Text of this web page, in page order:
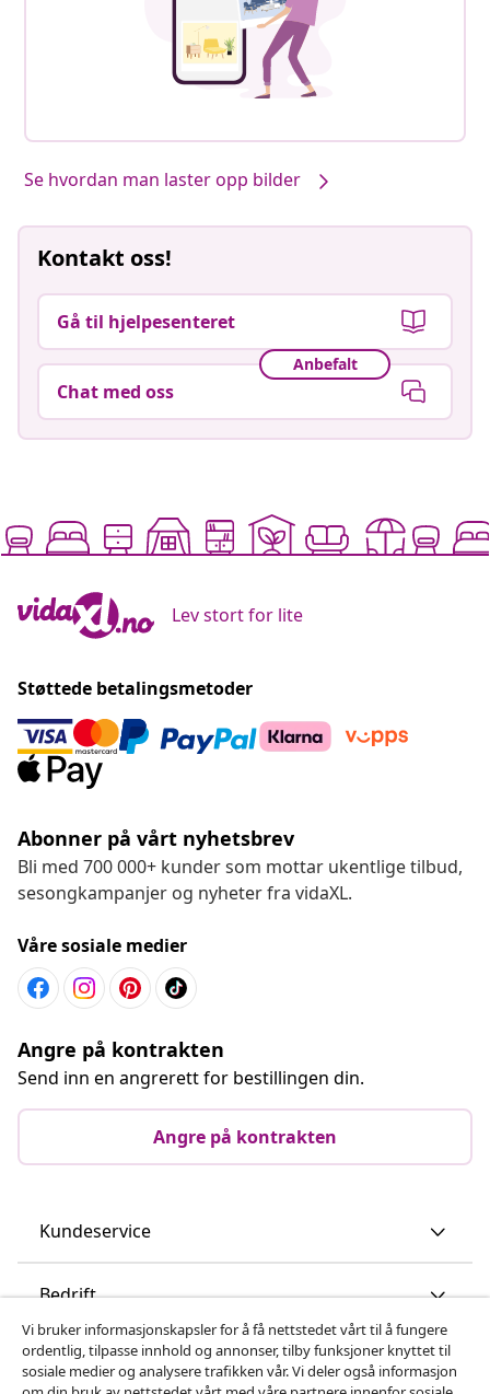
Se hvordan man laster opp bilder
Kontakt oss!
Gå til hjelpesenteret
Anbefalt
Chat med oss
Lev stort for lite
Støttede betalingsmetoder
Abonner på vårt nyhetsbrev
Bli med 700 000+ kunder som mottar ukentlige tilbud,
sesongkampanjer og nyheter fra vidaXL.
Våre sosiale medier
Angre på kontrakten
Send inn en angrerett for bestillingen din.
Angre på kontrakten
Kundeservice
Bedrift
vidaXL
Vi bruker informasjonskapsler for å få nettstedet vårt til å fungere
ordentlig, tilpasse innhold og annonser, tilby funksjoner knyttet til
sosiale medier og analysere trafikken vår. Vi deler også informasjon